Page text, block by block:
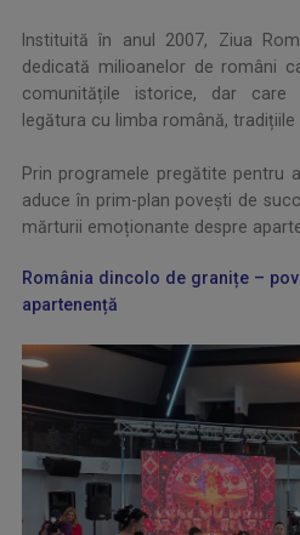
Instituită în anul 2007, Ziua
dedicată milioanelor de români
comunitățile istorice, dar
legătura cu limba română, tradițiile
Prin programele pregătite pentru
aduce în prim-plan povești de
mărturii emoționante despre
România dincolo de granițe –
apartenență